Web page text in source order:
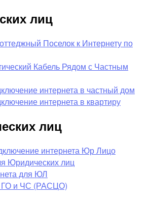
лиц
Поселок к Интернету по
Кабель Рядом с Частным
интернета в частный дом
интернета в квартиру
лиц
интернета Юр Лицо
Юридических лиц
для ЮЛ
ГО и ЧС (РАСЦО)